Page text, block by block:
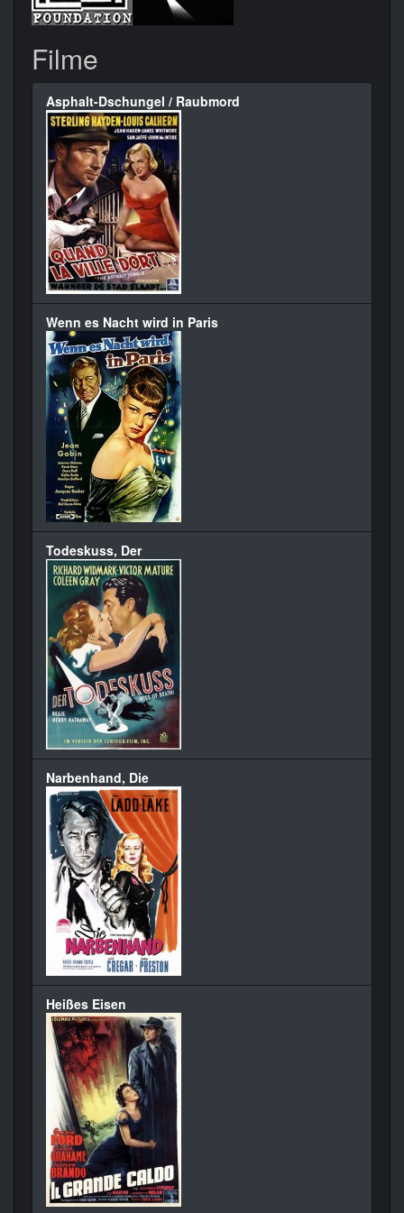
Filme
Asphalt-Dschungel / Raubmord
Wenn es Nacht wird in Paris
Todeskuss, Der
Narbenhand, Die
Heißes Eisen